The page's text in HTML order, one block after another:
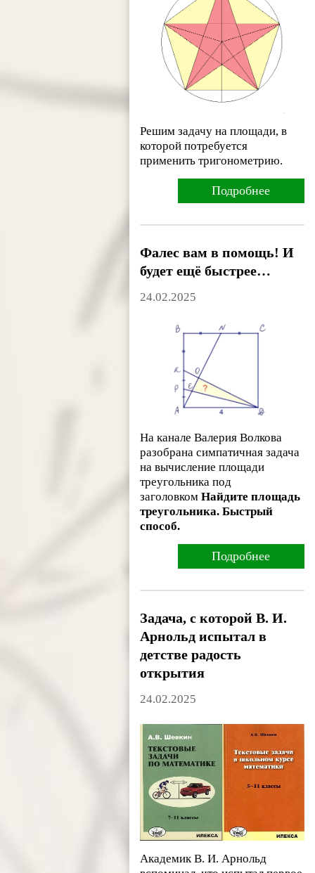
Решим задачу на площади, в
которой потребуется
применить тригонометрию.
Подробнее
Фалес вам в помощь! И
будет ещё быстрее…
24.02.2025
На канале Валерия Волкова
разобрана симпатичная задача
на вычисление площади
треугольника под
заголовкомНайдите площадь
треугольника. Быстрый
способ.
Подробнее
Задача, с которой В. И.
Арнольд испытал в
детстве радость
открытия
24.02.2025
Академик В. И. Арнольд